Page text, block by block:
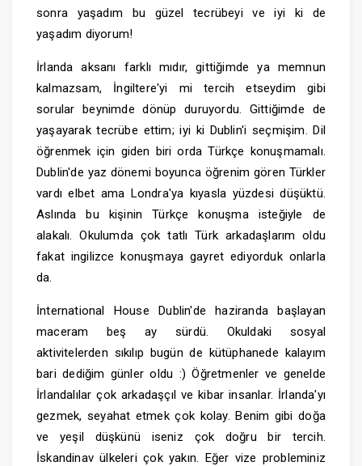
sonra yaşadım bu güzel tecrübeyi ve iyi ki de
yaşadım diyorum!
İrlanda aksanı farklı mıdır, gittiğimde ya memnun
kalmazsam, İngiltere'yi mi tercih etseydim gibi
sorular beynimde dönüp duruyordu. Gittiğimde de
yaşayarak tecrübe ettim; iyi ki Dublin'i seçmişim. Dil
öğrenmek için giden biri orda Türkçe konuşmamalı.
Dublin'de yaz dönemi boyunca öğrenim gören Türkler
vardı elbet ama Londra'ya kıyasla yüzdesi düşüktü.
Aslında bu kişinin Türkçe konuşma isteğiyle de
alakalı. Okulumda çok tatlı Türk arkadaşlarım oldu
fakat ingilizce konuşmaya gayret ediyorduk onlarla
da.
İnternational House Dublin'de haziranda başlayan
maceram beş ay sürdü. Okuldaki sosyal
aktivitelerden sıkılıp bugün de kütüphanede kalayım
bari dediğim günler oldu :) Öğretmenler ve genelde
İrlandalılar çok arkadaşçıl ve kibar insanlar. İrlanda'yı
gezmek, seyahat etmek çok kolay. Benim gibi doğa
ve yeşil düşkünü iseniz çok doğru bir tercih.
İskandinav ülkeleri çok yakın. Eğer vize probleminiz